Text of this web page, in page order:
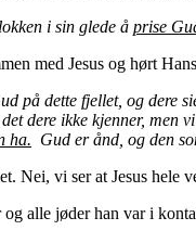
i sin glede å prise
med Jesus og hørt
på dette fjellet, og
dere ikke kjenner, men
ha. Gud er ånd, og den
Nei, vi ser at Jesus hele
alle jøder han var i